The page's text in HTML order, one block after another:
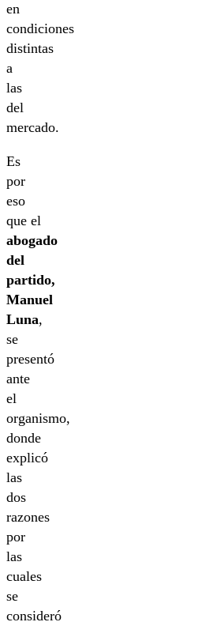
en
condiciones
distintas
a
las
del
mercado.
Es
por
eso
que el
abogado
del
partido,
Manuel
Luna,
se
presentó
ante
el
organismo,
donde
explicó
las
dos
razones
por
las
cuales
se
consideró